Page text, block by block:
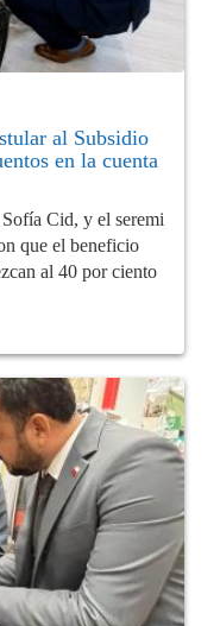
al Subsidio
en la cuenta
Cid, y el seremi
que el beneficio
al 40 por ciento